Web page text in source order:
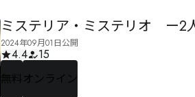
ミステリア・ミステリオ ー2
2024年09月01日公開
4.4
15
無料 オンライン